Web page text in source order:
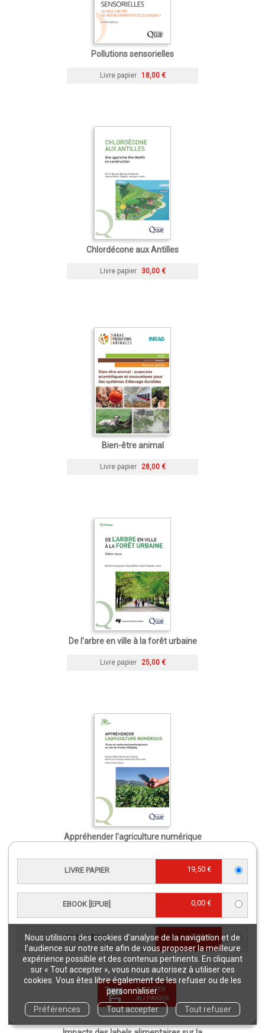
Nous utilisons des cookies d’analyse de la navigation et de
l’audience sur notre site afin de vous proposer la meilleure
expérience possible et des contenus pertinents. En cliquant
sur « Tout accepter », vous nous autorisez à utiliser ces
cookies. Vous êtes libre également de les refuser ou de les
personnaliser.
Préférences
Tout accepter Tout refuser
LIVRE PAPIER 19,50 €
EBOOK [EPUB] 0,00 €
EBOOK [PDF] 0,00 €
AJOUTER
AU PANIER
Pollutions sensorielles
Livre papier 18,00 €
Chlordécone aux Antilles
Livre papier 30,00 €
Bien-être animal
Livre papier 28,00 €
De l'arbre en ville à la forêt urbaine
Livre papier 25,00 €
Appréhender l'agriculture numérique
Livre papier 30,00 €